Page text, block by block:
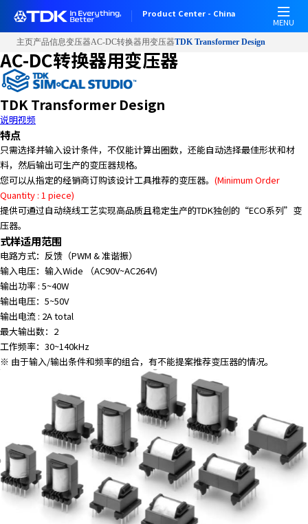
Product Center - China
MENU
主页产品信息变压器AC-DC转换器用变压器TDK Transformer Design
AC-DC转换器用变压器
TDK Transformer Design
说明视频
特点
只需选择并输入设计条件，不仅能计算出圈数，还能自动选择最佳形状和材
料，然后输出可生产的变压器规格。
您可以从指定的经销商订购该设计工具推荐的变压器。 (Minimum Order
Quantity : 1 piece)
提供可通过自动绕线工艺实现高品质且稳定生产的TDK独创的“ECO系列”变
压器。
式样适用范围
电路方式：反馈（PWM & 准谐振）
输入电压：输入Wide （AC90V~AC264V)
输出功率 : 5~40W
输出电压：5~50V
输出电流 : 2A total
最大输出数：2
工作频率：30~140kHz
※ 由于输入/输出条件和频率的组合，有不能提案推荐变压器的情况。